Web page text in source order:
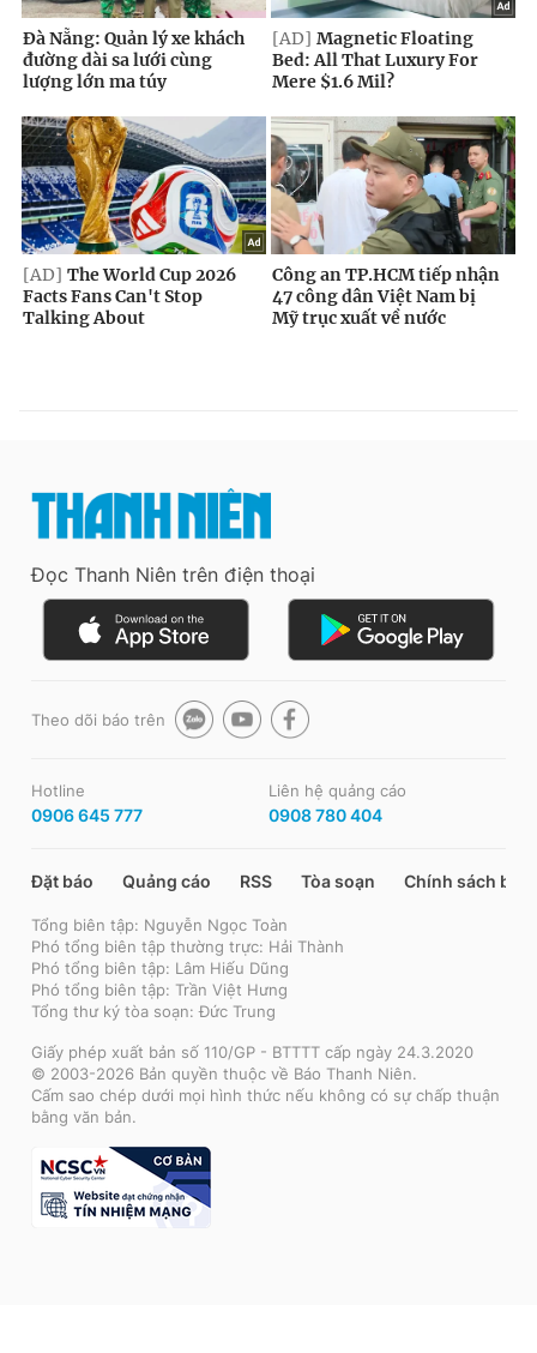
Đọc Thanh Niên trên điện thoại
Theo dõi báo trên
Hotline
0906 645 777
Liên hệ quảng cáo
0908 780 404
Đặt báo Quảng cáo RSS Tòa soạn Chính sách bảo
Tổng biên tập: Nguyễn Ngọc Toàn
Phó tổng biên tập thường trực: Hải Thành
Phó tổng biên tập: Lâm Hiếu Dũng
Phó tổng biên tập: Trần Việt Hưng
Tổng thư ký tòa soạn: Đức Trung
Giấy phép xuất bản số 110/GP - BTTTT cấp ngày 24.3.2020
© 2003-2026 Bản quyền thuộc về Báo Thanh Niên.
Cấm sao chép dưới mọi hình thức nếu không có sự chấp thuận
bằng văn bản.